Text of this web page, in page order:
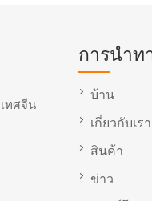
ทศจีน
การนำท
บ้าน
เกี่ยวกับเรา
สินค้า
ข่าว